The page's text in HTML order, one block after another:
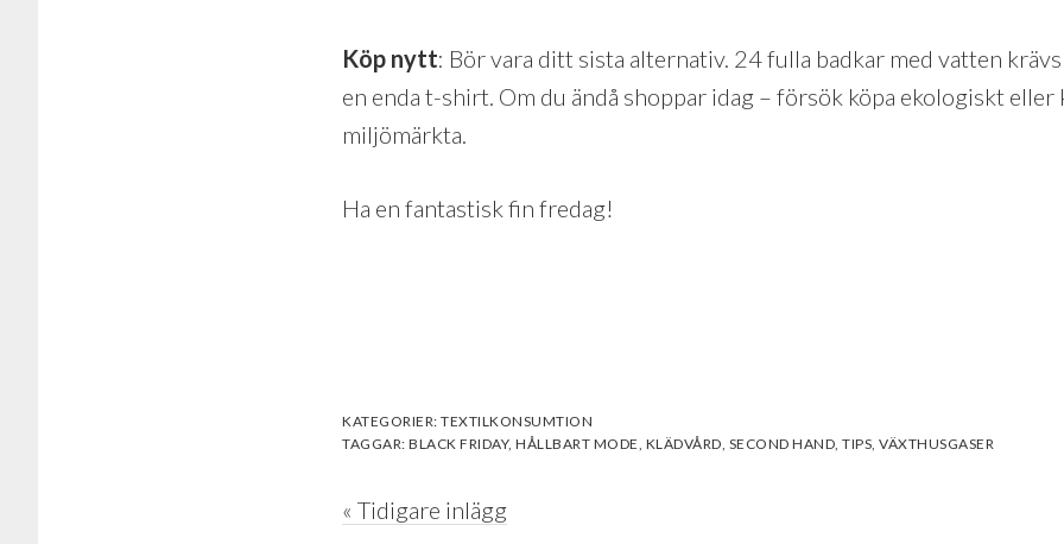
Köp nytt: Bör vara ditt sista alternativ. 24 fulla badkar med vatten
en enda t-shirt. Om du ändå shoppar idag – försök köpa ekologiskt eller
miljömärkta.
Ha en fantastisk fin fredag!
KATEGORIER: TEXTILKONSUMTION
TAGGAR: BLACK FRIDAY, HÅLLBART MODE, KLÄDVÅRD, SECOND HAND, TIPS, VÄXTHUSGASER
« Tidigare inlägg